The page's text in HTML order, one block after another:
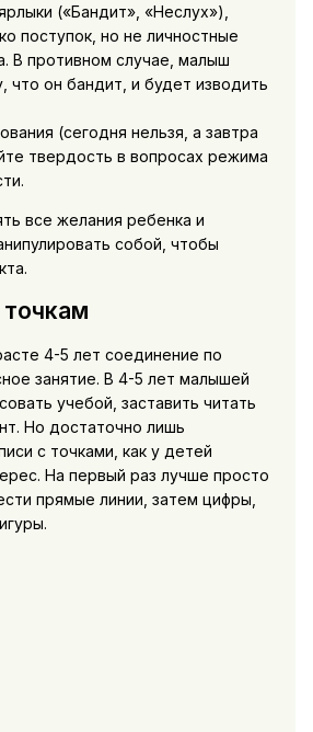
(«Бандит», «Неслух»),
поступок, но не личностные
В противном случае, малыш
что он бандит, и будет изводить
(сегодня нельзя, а завтра
твердость в вопросах режима
все желания ребенка и
собой, чтобы
4-5 лет соединение по
занятие. В 4-5 лет малышей
учебой, заставить читать
Но достаточно лишь
с точками, как у детей
На первый раз лучше просто
прямые линии, затем цифры,